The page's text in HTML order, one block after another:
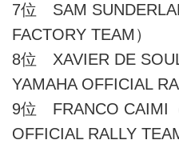
7位 SAM
FACTORY TEAM）
8位 XAVIER DE
YAMAHA OFFICIAL
9位 FRANCO CAIMI
OFFICIAL RALLY